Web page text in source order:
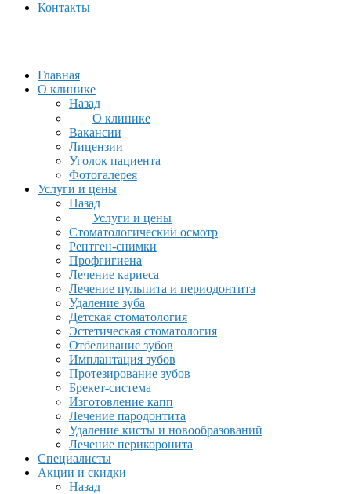
Контакты
Главная
О клинике
Назад
О клинике
Вакансии
Лицензии
Уголок пациента
Фотогалерея
Услуги и цены
Назад
Услуги и цены
Стоматологический осмотр
Рентген-снимки
Профгигиена
Лечение кариеса
Лечение пульпита и периодонтита
Удаление зуба
Детская стоматология
Эстетическая стоматология
Отбеливание зубов
Имплантация зубов
Протезирование зубов
Брекет-система
Изготовление капп
Лечение пародонтита
Удаление кисты и новообразований
Лечение перикоронита
Специалисты
Акции и скидки
Назад